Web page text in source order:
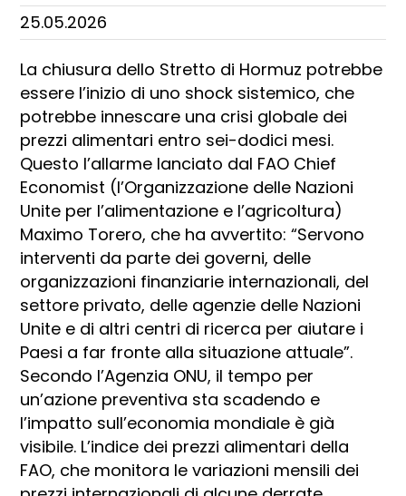
25.05.2026
La chiusura dello Stretto di Hormuz potrebbe
essere l’inizio di uno shock sistemico, che
potrebbe innescare una crisi globale dei
prezzi alimentari entro sei-dodici mesi.
Questo l’allarme lanciato dal FAO Chief
Economist (l’Organizzazione delle Nazioni
Unite per l’alimentazione e l’agricoltura)
Maximo Torero, che ha avvertito: “Servono
interventi da parte dei governi, delle
organizzazioni finanziarie internazionali, del
settore privato, delle agenzie delle Nazioni
Unite e di altri centri di ricerca per aiutare i
Paesi a far fronte alla situazione attuale”.
Secondo l’Agenzia ONU, il tempo per
un’azione preventiva sta scadendo e
l’impatto sull’economia mondiale è già
visibile. L’indice dei prezzi alimentari della
FAO, che monitora le variazioni mensili dei